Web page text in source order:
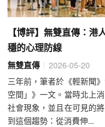
【博評】無雙直傳：
穩的心理防線
無雙直傳
2026-05-20
三年前，筆者於《輕新聞
空間」》一文。當時北上
社會現象，並且在可見的
到這個趨勢：從消費伸...